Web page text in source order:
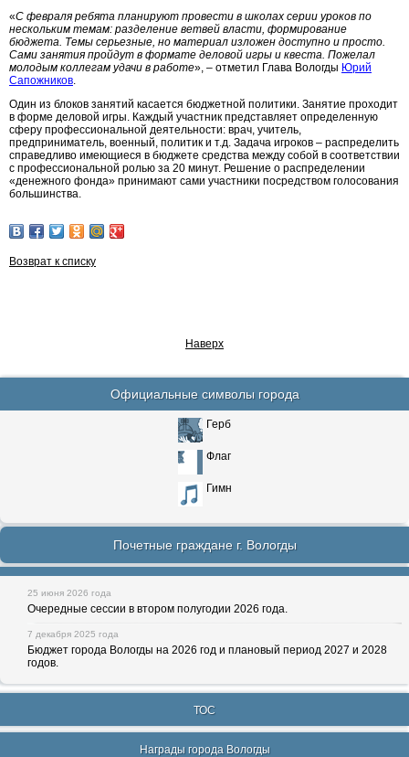
«С февраля ребята планируют провести в школах серии уроков по
нескольким темам: разделение ветвей власти, формирование
бюджета. Темы серьезные, но материал изложен доступно и просто.
Сами занятия пройдут в формате деловой игры и квеста. Пожелал
молодым коллегам удачи в работе», – отметил Глава Вологды Юрий
Сапожников.
Один из блоков занятий касается бюджетной политики. Занятие проходит
в форме деловой игры. Каждый участник представляет определенную
сферу профессиональной деятельности: врач, учитель,
предприниматель, военный, политик и т.д. Задача игроков – распределить
справедливо имеющиеся в бюджете средства между собой в соответствии
с профессиональной ролью за 20 минут. Решение о распределении
«денежного фонда» принимают сами участники посредством голосования
большинства.
Возврат к списку
Наверх
Официальные символы города
Герб
Флаг
Гимн
Почетные граждане г. Вологды
25 июня 2026 года
Очередные сессии в втором полугодии 2026 года.
7 декабря 2025 года
Бюджет города Вологды на 2026 год и плановый период 2027 и 2028
годов.
ТОС
Награды города Вологды